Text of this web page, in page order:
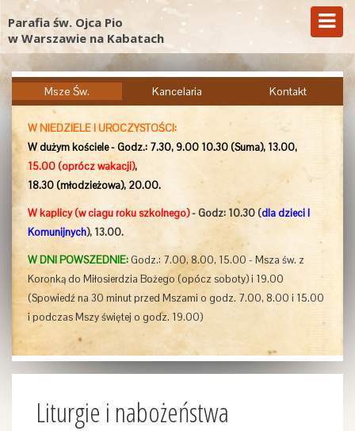
Parafia św. Ojca Pio
w Warszawie na Kabatach
Msze Św. Kancelaria Kontakt
W NIEDZIELE I UROCZYSTOŚCI:
W dużym kościele - Godz.: 7.30, 9.00 10.30 (Suma), 13.00,
15.00(oprócz wakacji),
18.30 (młodzieżowa), 20.00.
W kaplicy (w ciagu roku szkolnego)- Godz: 10.30 (dla dzieci I
Komunijnych), 13.00.
W DNI POWSZEDNIE:Godz.: 7.00, 8.00, 15.00 - Msza św. z
Koronką do Miłosierdzia Bożego (opócz soboty) i 19.00
(Spowiedźna 30 minut przed Mszami o godz. 7.00, 8.00 i 15.00
i podczas Mszy świętej o godz. 19.00)
Liturgie i nabożeństwa